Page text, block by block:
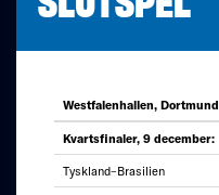
Westfalenhallen, Dortmund
Kvartsfinaler, 9 december:
Tyskland–Brasilien